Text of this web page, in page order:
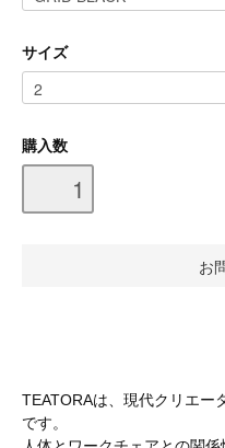
サイズ
購入数
TEATORAは、現代クリエー
です。